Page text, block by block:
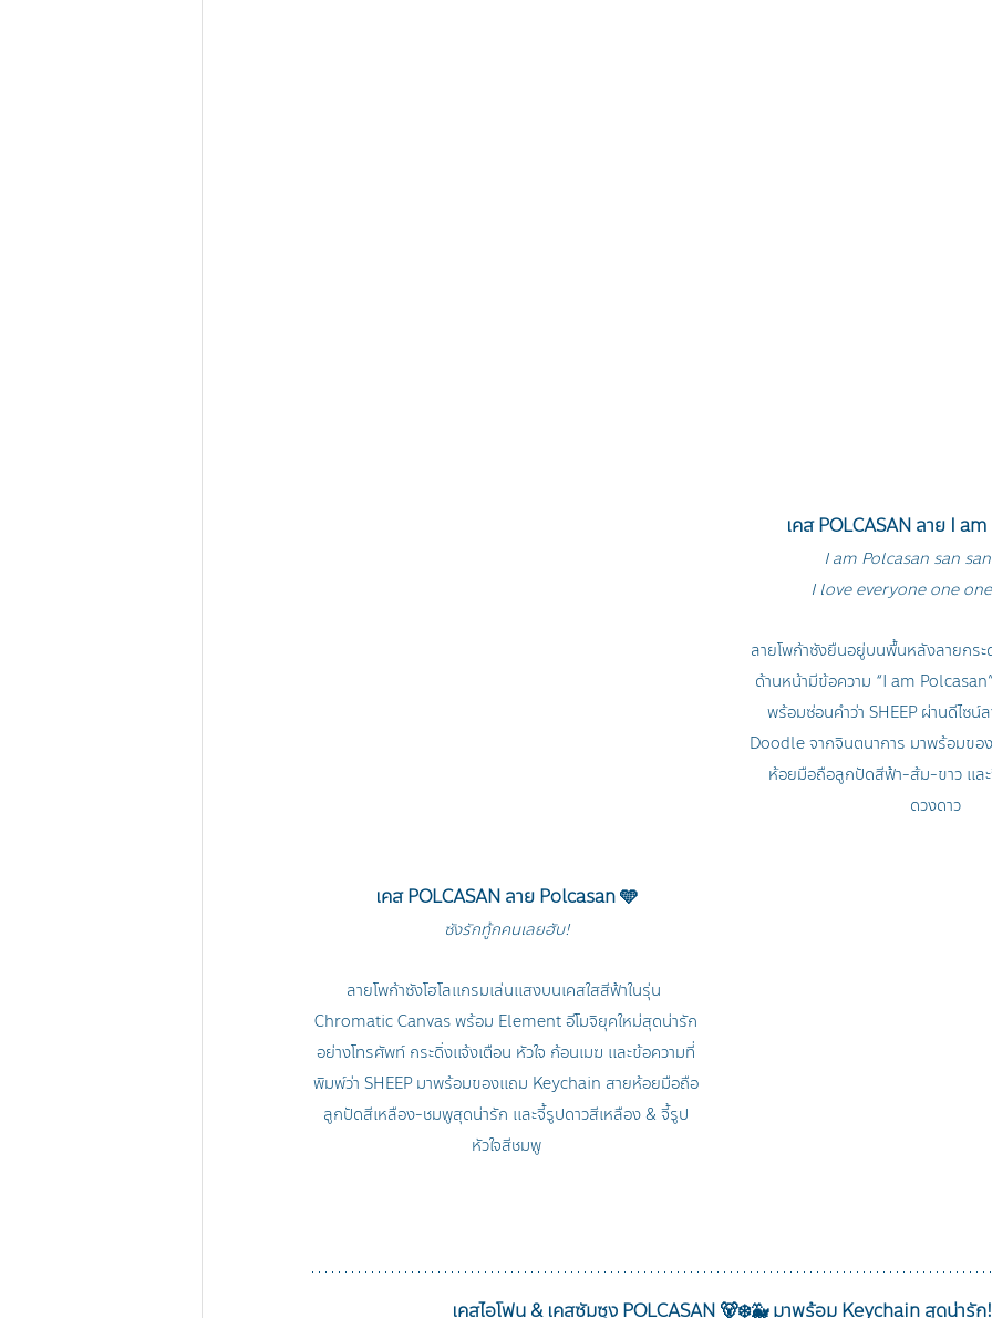
เคส POLCASAN ลาย I
I am Polcasan san
I love everyone one
ลายโพก้าซังยืนอยู่บนพื้นหลังลายกร
ด้านหน้ามีข้อความ “I am
พร้อมซ่อนคำว่า SHEEP ผ่านดีไซน์
Doodle จากจินตนาการ มาพร้อมขอ
ห้อยมือถือลูกปัดสีฟ้า-ส้ม-ขาว แล
ดวงดาว
เคส POLCASAN ลาย Polcasan 🩵
ซังรักทู้กคนเลยฮับ!
ลายโพก้าซังโฮโลแกรมเล่นแสงบนเคสใสสีฟ้าในรุ่น
Chromatic Canvas พร้อม Element อีโมจิยุคใหม่สุดน่ารัก
อย่างโทรศัพท์ กระดิ่งแจ้งเตือน หัวใจ ก้อนเมฆ และข้อความที่
พิมพ์ว่า SHEEP มาพร้อมของแถม Keychain สายห้อยมือถือ
ลูกปัดสีเหลือง-ชมพูสุดน่ารัก และจี้รูปดาวสีเหลือง & จี้รูป
หัวใจสีชมพู
เคสไอโฟน & เคสซัมซุง POLCASAN 🐻‍❄️🐳 มาพร้อม Keychain สุดน่ารัก!